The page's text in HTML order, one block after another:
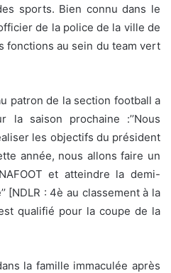
sports. Bien connu dans le
de la police de la ville de
fonctions au sein du team vert
patron de la section football a
la saison prochaine :’’Nous
les objectifs du président
année, nous allons faire un
et atteindre la demi-
[NDLR : 4è au classement à la
qualifié pour la coupe de la
la famille immaculée après